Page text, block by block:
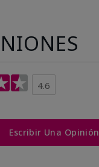
4.6
Escribir Una Opinión